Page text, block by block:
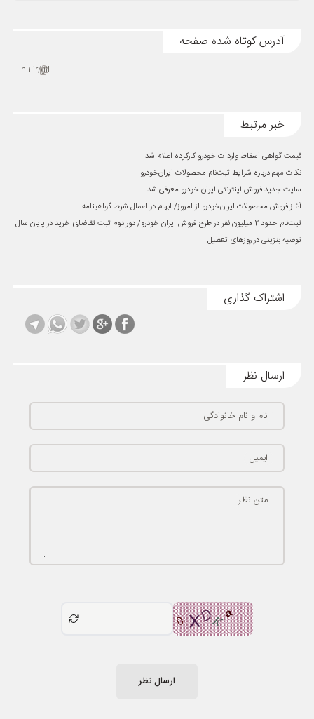
آدرس کوتاه شده صفحه
nl1.ir/gil
خبر مرتبط
قیمت گواهی اسقاط واردات خودرو کارکرده اعلام شد
نکات مهم درباره شرایط ثبت‌نام محصولات ایران‌خودرو
سایت جدید فروش اینترنتی ایران خودرو معرفی شد
آغاز فروش محصولات ایران‌خودرو از امروز/ ابهام در اعمال شرط گواهینامه
ثبت‌نام حدود 2 میلیون نفر در طرح فروش ایران خودرو/ دور دوم ثبت تقاضای خرید در پایان سال
توصیه بنزینی در روز‌های تعطیل
اشتراک گذاری
ارسال نظر
نام و نام خانوادگی
ایمیل
متن نظر
ارسال نظر